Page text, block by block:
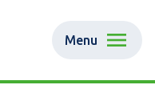
Menu